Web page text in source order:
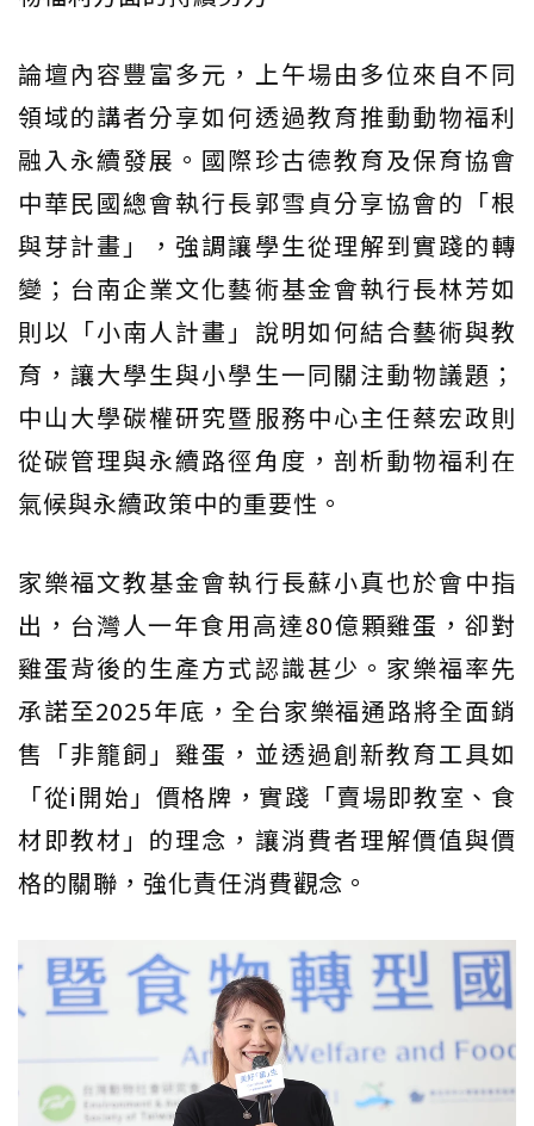
論壇內容豐富多元，上午場由多位來自不同
領域的講者分享如何透過教育推動動物福利
融入永續發展。國際珍古德教育及保育協會
中華民國總會執行長郭雪貞分享協會的「根
與芽計畫」，強調讓學生從理解到實踐的轉
變；台南企業文化藝術基金會執行長林芳如
則以「小南人計畫」說明如何結合藝術與教
育，讓大學生與小學生一同關注動物議題；
中山大學碳權研究暨服務中心主任蔡宏政則
從碳管理與永續路徑角度，剖析動物福利在
氣候與永續政策中的重要性。
家樂福文教基金會執行長蘇小真也於會中指
出，台灣人一年食用高達80億顆雞蛋，卻對
雞蛋背後的生產方式認識甚少。家樂福率先
承諾至2025年底，全台家樂福通路將全面銷
售「非籠飼」雞蛋，並透過創新教育工具如
「從i開始」價格牌，實踐「賣場即教室、食
材即教材」的理念，讓消費者理解價值與價
格的關聯，強化責任消費觀念。